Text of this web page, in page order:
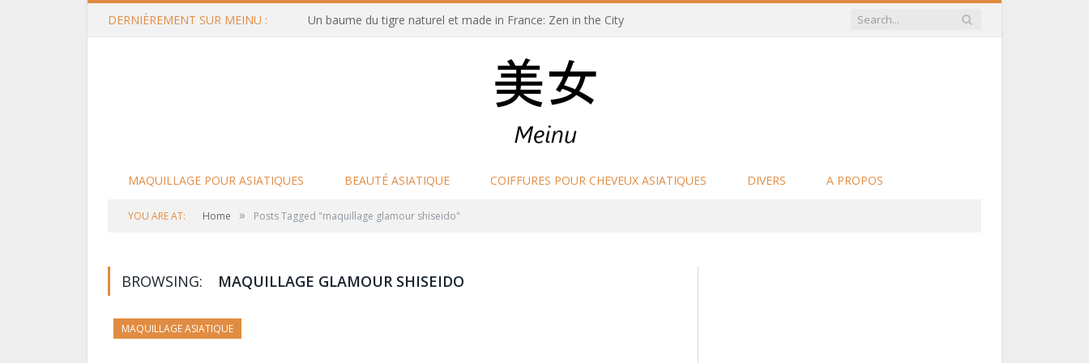
DERNIÈREMENT SUR MEINU : Un baume du tigre naturel et made in France: Zen in the City
MAQUILLAGE POUR ASIATIQUES BEAUTÉ ASIATIQUE COIFFURES POUR CHEVEUX ASIATIQUES DIVERS A PROPOS
YOU ARE AT: Home » Posts Tagged "maquillage glamour shiseido"
BROWSING: MAQUILLAGE GLAMOUR SHISEIDO
MAQUILLAGE ASIATIQUE